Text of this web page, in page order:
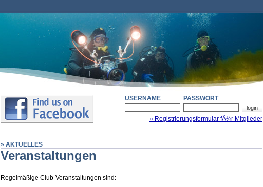
USERNAME PASSWORT
» Registrierungsformular fÃ¼r Mitglieder
» AKTUELLES
Veranstaltungen
Regelmäßige Club-Veranstaltungen sind: